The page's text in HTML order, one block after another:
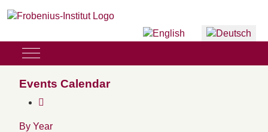
Sprache auswählen
Mobile Menu Toggle
Events Calendar
By Year